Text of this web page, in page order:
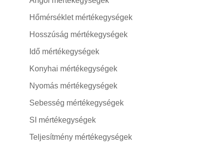
Hőmérséklet mértékegységek
Hosszúság mértékegységek
Idő mértékegységek
Konyhai mértékegységek
Nyomás mértékegységek
Sebesség mértékegységek
SI mértékegységek
Teljesítmény mértékegységek